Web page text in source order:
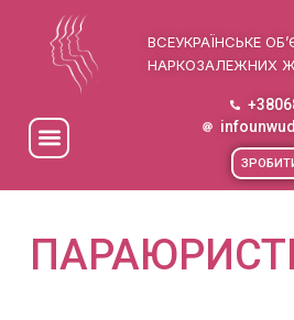
ВСЕУКРАЇНСЬКЕ
НАРКОЗАЛЕЖНИХ